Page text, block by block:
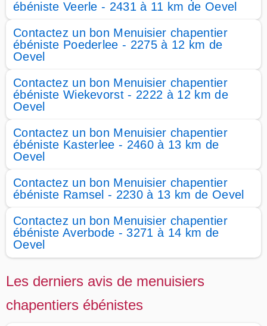
ébéniste Veerle - 2431 à 11 km de Oevel
Contactez un bon Menuisier chapentier
ébéniste Poederlee - 2275 à 12 km de
Oevel
Contactez un bon Menuisier chapentier
ébéniste Wiekevorst - 2222 à 12 km de
Oevel
Contactez un bon Menuisier chapentier
ébéniste Kasterlee - 2460 à 13 km de
Oevel
Contactez un bon Menuisier chapentier
ébéniste Ramsel - 2230 à 13 km de Oevel
Contactez un bon Menuisier chapentier
ébéniste Averbode - 3271 à 14 km de
Oevel
Les derniers avis de menuisiers
chapentiers ébénistes